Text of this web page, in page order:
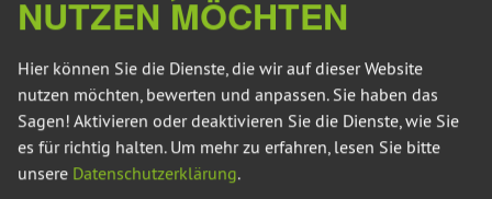
Generationen.
Umweltpapier: Was uns trägt
Flyer „Unser Plan für eine Lebendige Natur in
NUTZEN MÖCHTEN
Hier können Sie die Dienste, die wir auf dieser Website
nutzen möchten, bewerten und anpassen. Sie haben das
Sagen! Aktivieren oder deaktivieren Sie die Dienste, wie Sie
es für richtig halten. Um mehr zu erfahren, lesen Sie bitte
unsere Datenschutzerklärung.